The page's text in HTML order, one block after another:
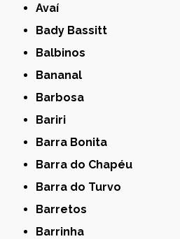
Avaí
Bady Bassitt
Balbinos
Bananal
Barbosa
Bariri
Barra Bonita
Barra do Chapéu
Barra do Turvo
Barretos
Barrinha